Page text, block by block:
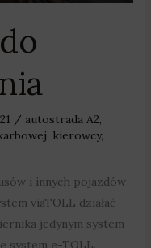
/ autostrada A2,
, kierowcy,
i innych pojazdów
viaTOLL działać
jedynym system